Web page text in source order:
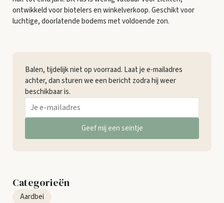
ontwikkeld voor biotelers en winkelverkoop. Geschikt voor
luchtige, doorlatende bodems met voldoende zon.
Balen, tijdelijk niet op voorraad. Laat je e-mailadres
achter, dan sturen we een bericht zodra hij weer
beschikbaar is.
Geef mij een seintje
Categorieën
Aardbei